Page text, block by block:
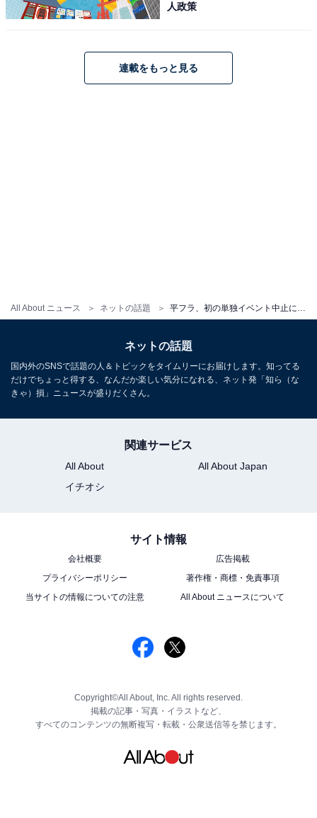
All About ニュース ネットの話題
人政策
連載をもっと見る
ネットの話題
国内外のSNSで話題の人＆トピックをタイムリーにお届けします。知ってる
だけでちょっと得する、なんだか楽しい気分になれる、ネット発「知ら（な
きゃ）損」ニュースが盛りだくさん。
関連サービス
All About
All About Japan
イチオシ
サイト情報
会社概要
広告掲載
プライバシーポリシー
著作権・商標・免責事項
当サイトの情報についての注意
All About ニュースについて
Copyright©All About, Inc. All rights reserved.
掲載の記事・写真・イラストなど、
すべてのコンテンツの無断複写・転載・公衆送信等を禁じます。